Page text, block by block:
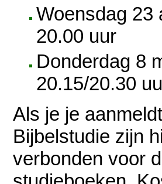
Woensdag 23
20.00 uur
Donderdag 8
20.15/20.30
Als je je
Bijbelstudie zijn
verbonden voor